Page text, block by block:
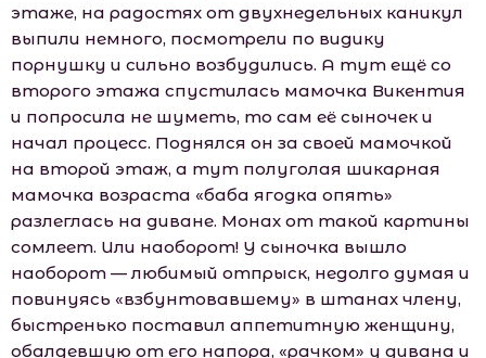
этаже, на радостях от двухнедельных каникул
выпили немного, посмотрели по видику
порнушку и сильно возбудились. А тут ещё со
второго этажа спустилась мaмoчка Викентия
и попросила не шуметь, то сам её сыночек и
начал процесс. Поднялся он за своей мaмoчкой
на второй этаж, а тут полуголая шикарная
мaмoчка возраста «баба ягодка опять»
разлеглась на диване. Монах от такой картины
сомлеет. Или наоборот! У сыночка вышло
наоборот — любимый отпрыск, недолго думая и
повинуясь «взбунтовавшему» в штанах члену,
быстренько поставил аппетитную женщину,
обалдевшую от его напора, «рачком» у дивана и